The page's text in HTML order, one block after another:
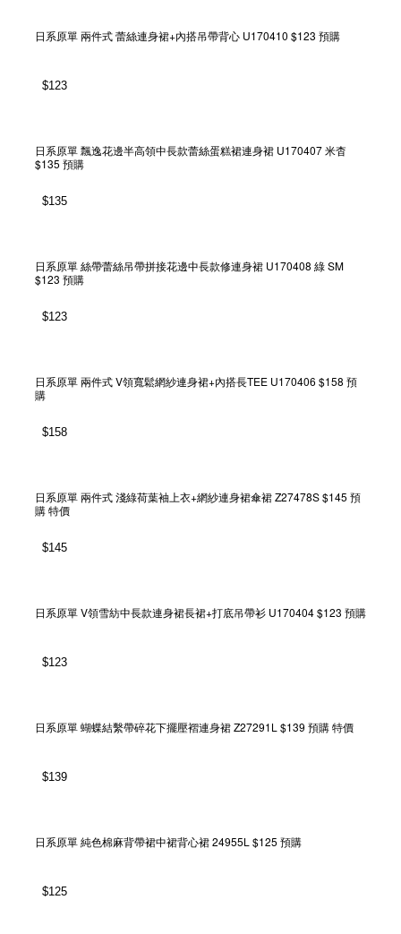
日系原單 兩件式 蕾絲連身裙+內搭吊帶背心 U170410 $123 預購
$123
日系原單 飄逸花邊半高領中長款蕾絲蛋糕裙連身裙 U170407 米杳
$135 預購
$135
日系原單 絲帶蕾絲吊帶拼接花邊中長款修連身裙 U170408 綠 SM
$123 預購
$123
日系原單 兩件式 V領寬鬆網紗連身裙+內搭長TEE U170406 $158 預
購
$158
日系原單 兩件式 淺綠荷葉袖上衣+網紗連身裙傘裙 Z27478S $145 預
購 特價
$145
日系原單 V領雪紡中長款連身裙長裙+打底吊帶衫 U170404 $123 預購
$123
日系原單 蝴蝶結繫帶碎花下擺壓褶連身裙 Z27291L $139 預購 特價
$139
日系原單 純色棉麻背帶裙中裙背心裙 24955L $125 預購
$125